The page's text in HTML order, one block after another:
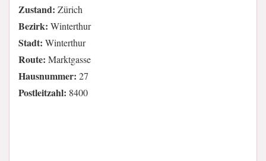
Zustand: Zürich
Bezirk: Winterthur
Stadt: Winterthur
Route: Marktgasse
Hausnummer: 27
Postleitzahl: 8400